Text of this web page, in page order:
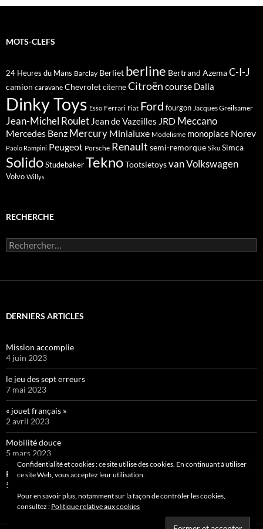
MOTS-CLEFS
24 Heures du Mans Barclay Berliet berline Bertrand AzemaC-I-J
camion caravane ChevroletciterneCitroën course Dalia
Dinky Toys Esso Ferrari Fiat Ford fourgon Jacques Greilsamer
Jean-Michel Roulet Jean de Vazeilles JRD Meccano
Mercedes Benz Mercury Minialuxe Modelisme monoplace Norev
Paolo Rampini Peugeot Porsche Renault semi-remorque Siku Simca
SolidoStudebakerTeknoTootsietoysvanVolkswagen
Volvo Willys
RECHERCHE
Rechercher :
DERNIERS ARTICLES
Mission accomplie
4 juin 2023
le jeu des sept erreurs
7 mai 2023
« jouet français »
2 avril 2023
Mobilité douce
5 mars 2023
Pipelette 9
5 février 2023
Confidentialité et cookies : ce site utilise des cookies. En continuant à utiliser
ce site Web, vous acceptez leur utilisation.
Pour en savoir plus, notamment sur la façon de contrôler les cookies,
consultez : Politique relative aux cookies